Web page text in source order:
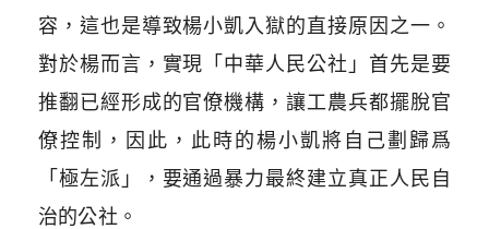
容，這也是導致楊小凱入獄的直接原因之一。
對於楊而言，實現「中華人民公社」首先是要
推翻已經形成的官僚機構，讓工農兵都擺脫官
僚控制，因此，此時的楊小凱將自己劃歸爲
「極左派」，要通過暴力最終建立真正人民自
治的公社。